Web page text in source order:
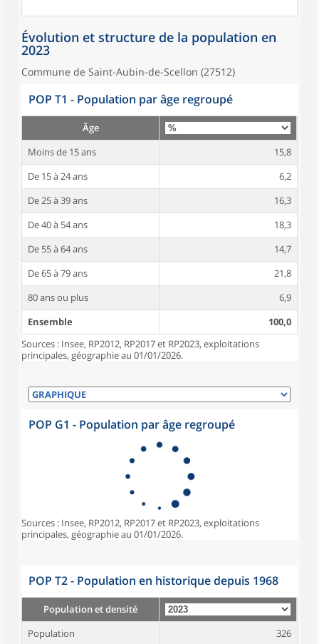
Évolution et structure de la population en
2023
Commune de Saint-Aubin-de-Scellon (27512)
POP T1 - Population par âge regroupé
Âge
Moins de 15 ans
15,8
De 15 à 24 ans
6,2
De 25 à 39 ans
16,3
De 40 à 54 ans
18,3
De 55 à 64 ans
14,7
De 65 à 79 ans
21,8
80 ans ou plus
6,9
Ensemble
100,0
Sources : Insee, RP2012, RP2017 et RP2023, exploitations
principales, géographie au 01/01/2026.
POP G1 - Population par âge regroupé
Sources : Insee, RP2012, RP2017 et RP2023, exploitations
principales, géographie au 01/01/2026.
POP T2 - Population en historique depuis 1968
Population et densité
Population
326